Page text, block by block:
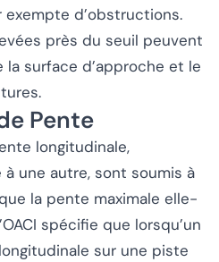
d’obstructions.
près du seuil peuvent
surface d’approche et le
Pente
longitudinale,
une autre, sont soumis à
la pente maximale elle-
spécifie que lorsqu’un
sur une piste